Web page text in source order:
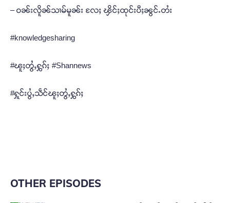
– ဝၼ်းလိူၼ်သၢမ်မူၼ်း လႄႈ ၾိင်ႈထုင်းပီႈၼွင်ႉတႆး
#knowledgesharing
#ၽူႈတွႆႇႁွၵ်ႈ #Shannews
#ႁူင်းပွႆႇသဵင်ၽူႈတွႆႇႁွၵ်ႈ
OTHER EPISODES